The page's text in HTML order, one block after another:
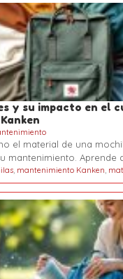
y su impacto en el
el material de una
mantenimiento. Aprende
, mantenimiento Kanken,